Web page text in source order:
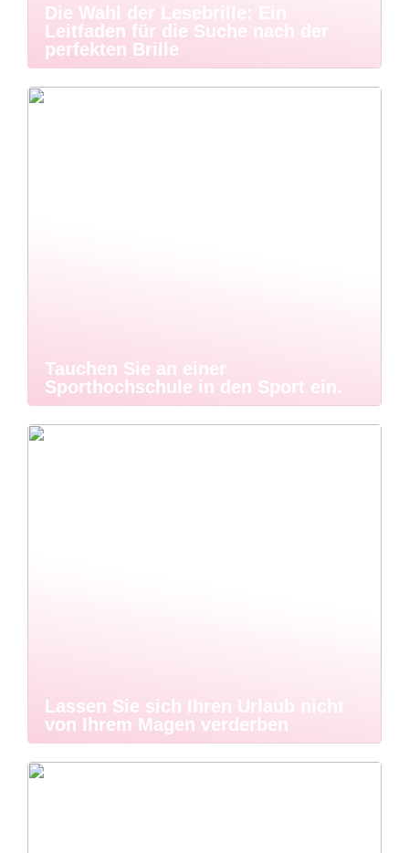
Die Wahl der Lesebrille: Ein
Leitfaden für die Suche nach der
perfekten Brille
Tauchen Sie an einer
Sporthochschule in den Sport ein.
Lassen Sie sich Ihren Urlaub nicht
von Ihrem Magen verderben